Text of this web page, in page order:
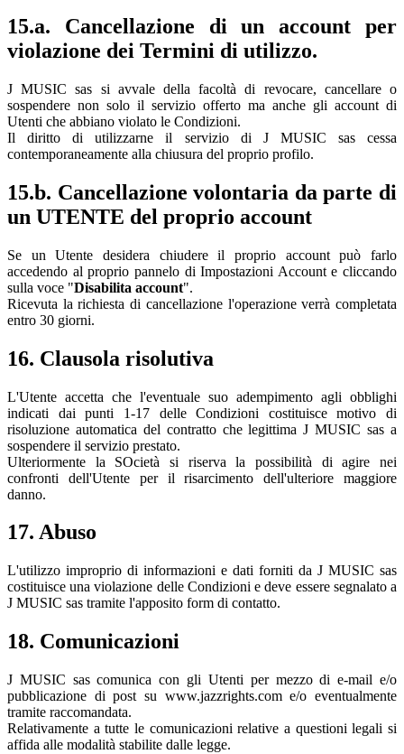
15.a. Cancellazione di un account per
violazione dei Termini di utilizzo.
J MUSIC sas si avvale della facoltà di revocare, cancellare o
sospendere non solo il servizio offerto ma anche gli account di
Utenti che abbiano violato le Condizioni.
Il diritto di utilizzarne il servizio di J MUSIC sas cessa
contemporaneamente alla chiusura del proprio profilo.
15.b. Cancellazione volontaria da parte di
un UTENTE del proprio account
Se un Utente desidera chiudere il proprio account può farlo
accedendo al proprio pannelo di Impostazioni Account e cliccando
sulla voce "Disabilita account".
Ricevuta la richiesta di cancellazione l'operazione verrà completata
entro 30 giorni.
16. Clausola risolutiva
L'Utente accetta che l'eventuale suo adempimento agli obblighi
indicati dai punti 1-17 delle Condizioni costituisce motivo di
risoluzione automatica del contratto che legittima J MUSIC sas a
sospendere il servizio prestato.
Ulteriormente la SOcietà si riserva la possibilità di agire nei
confronti dell'Utente per il risarcimento dell'ulteriore maggiore
danno.
17. Abuso
L'utilizzo improprio di informazioni e dati forniti da J MUSIC sas
costituisce una violazione delle Condizioni e deve essere segnalato a
J MUSIC sas tramite l'apposito form di contatto.
18. Comunicazioni
J MUSIC sas comunica con gli Utenti per mezzo di e-mail e/o
pubblicazione di post su www.jazzrights.com e/o eventualmente
tramite raccomandata.
Relativamente a tutte le comunicazioni relative a questioni legali si
affida alle modalità stabilite dalle legge.